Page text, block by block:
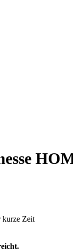
Zeit